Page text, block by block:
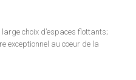
choix d’espaces flottants;
exceptionnel au coeur de la